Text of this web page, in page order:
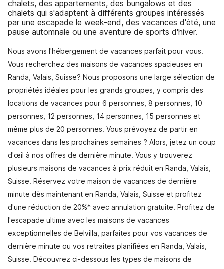
chalets, des appartements, des bungalows et des
chalets qui s'adaptent à différents groupes intéressés
par une escapade le week-end, des vacances d'été, une
pause automnale ou une aventure de sports d'hiver.
Nous avons l'hébergement de vacances parfait pour vous.
Vous recherchez des maisons de vacances spacieuses en
Randa, Valais, Suisse? Nous proposons une large sélection de
propriétés idéales pour les grands groupes, y compris des
locations de vacances pour 6 personnes, 8 personnes, 10
personnes, 12 personnes, 14 personnes, 15 personnes et
même plus de 20 personnes. Vous prévoyez de partir en
vacances dans les prochaines semaines ? Alors, jetez un coup
d'œil à nos offres de dernière minute. Vous y trouverez
plusieurs maisons de vacances à prix réduit en Randa, Valais,
Suisse. Réservez votre maison de vacances de dernière
minute dès maintenant en Randa, Valais, Suisse et profitez
d'une réduction de 20%* avec annulation gratuite. Profitez de
l'escapade ultime avec les maisons de vacances
exceptionnelles de Belvilla, parfaites pour vos vacances de
dernière minute ou vos retraites planifiées en Randa, Valais,
Suisse. Découvrez ci-dessous les types de maisons de